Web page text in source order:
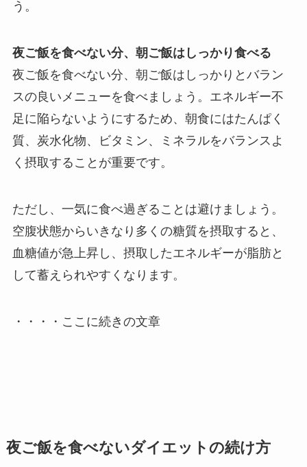
う。
夜ご飯を食べない分、朝ご飯はしっかり食べる
夜ご飯を食べない分、朝ご飯はしっかりとバラン
スの良いメニューを食べましょう。エネルギー不
足に陥らないようにするため、朝食にはたんぱく
質、炭水化物、ビタミン、ミネラルをバランスよ
く摂取することが重要です。
ただし、一気に食べ過ぎることは避けましょう。
空腹状態からいきなり多くの糖質を摂取すると、
血糖値が急上昇し、摂取したエネルギーが脂肪と
して蓄えられやすくなります。
・・・・ここに続きの文章
夜ご飯を食べないダイエットの続け方